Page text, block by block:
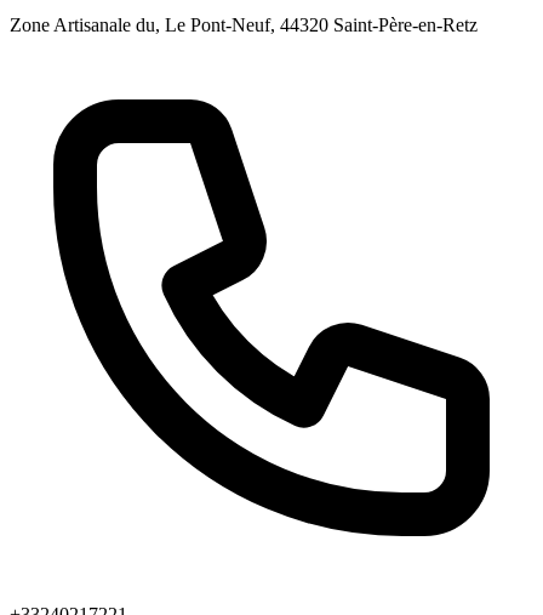
Zone Artisanale du, Le Pont-Neuf, 44320 Saint-Père-en-Retz